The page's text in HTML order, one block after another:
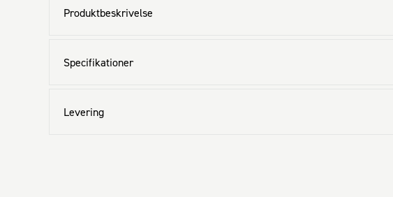
Produktbeskrivelse
Specifikationer
Levering